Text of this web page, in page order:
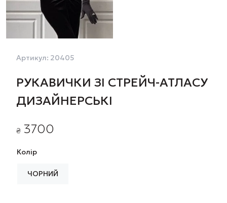
Артикул: 20405
РУКАВИЧКИ ЗІ СТРЕЙЧ-АТЛАСУ
ДИЗАЙНЕРСЬКІ
₴ 3700
Колір
ЧОРНИЙ